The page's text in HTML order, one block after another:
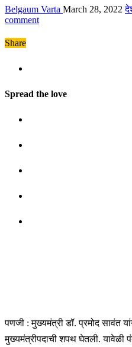
Belgaum Varta March 28, 2022
comment
Share
Spread the love
पणजी : मुख्यमंत्री डॉ. प्रमोद सावंत
मुख्यमंत्रीपदाची शपथ घेतली. यावेळी